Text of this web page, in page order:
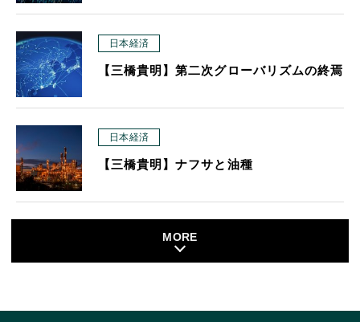
日本経済
【三橋貴明】第二次グローバリズムの終焉
日本経済
【三橋貴明】ナフサと油種
MORE